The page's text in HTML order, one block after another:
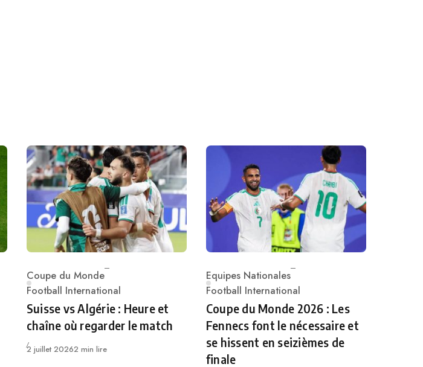
Category
Coupe du Monde
Football International
Suisse vs Algérie : Heure et
chaîne où regarder le match
Publié
2 juillet 20262 min lire
Category
Equipes Nationales
Football International
Coupe du Monde 2026 : Les
Fennecs font le nécessaire et
se hissent en seizièmes de
finale